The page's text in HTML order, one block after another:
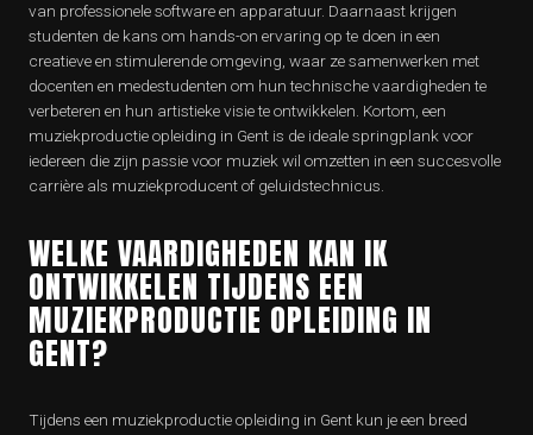
van professionele software en apparatuur. Daarnaast krijgen
studenten de kans om hands-on ervaring op te doen in een
creatieve en stimulerende omgeving, waar ze samenwerken met
docenten en medestudenten om hun technische vaardigheden te
verbeteren en hun artistieke visie te ontwikkelen. Kortom, een
muziekproductie opleiding in Gent is de ideale springplank voor
iedereen die zijn passie voor muziek wil omzetten in een succesvolle
carrière als muziekproducent of geluidstechnicus.
WELKE VAARDIGHEDEN KAN IK
ONTWIKKELEN TIJDENS EEN
MUZIEKPRODUCTIE OPLEIDING IN
GENT?
Tijdens een muziekproductie opleiding in Gent kun je een breed